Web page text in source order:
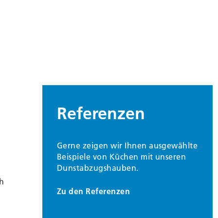
Referenzen
Gerne zeigen wir Ihnen ausgewählte
Beispiele von Küchen mit unseren
Dunstabzugshauben.
Zu den Referenzen